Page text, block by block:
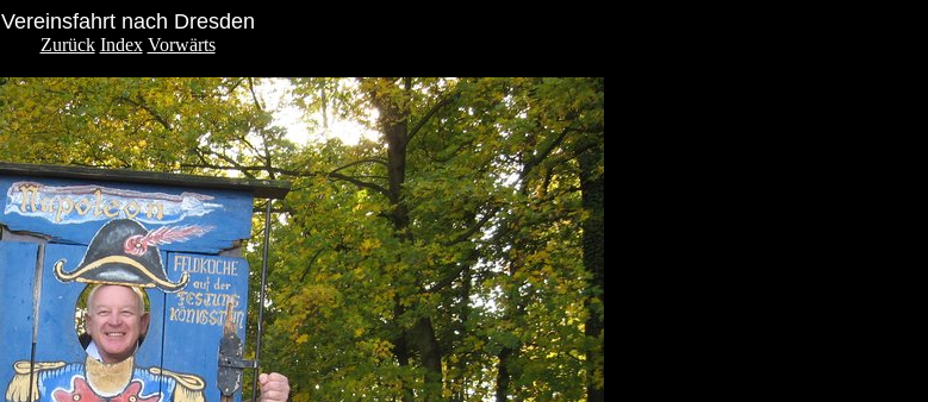
Vereinsfahrt nach Dresden
Zurück Index Vorwärts